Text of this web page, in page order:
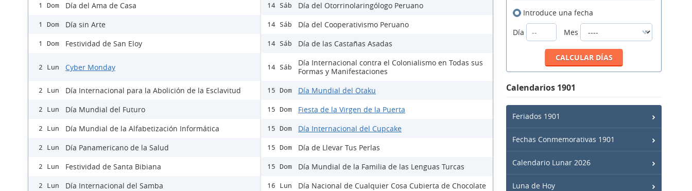
1 Dom Día del Ama de Casa
1 Dom Día sin Arte
1 Dom Festividad de San Eloy
2 Lun Cyber Monday
2 Lun Día Internacional para la Abolición de la Esclavitud
2 Lun Día Mundial del Futuro
2 Lun Día Mundial de la Alfabetización Informática
2 Lun Día Panamericano de la Salud
2 Lun Festividad de Santa Bibiana
2 Lun Día Internacional del Samba
14 Sáb Día del Otorrinolaringólogo Peruano
14 Sáb Día del Cooperativismo Peruano
14 Sáb Día de las Castañas Asadas
14 Sáb
Día Internacional contra el Colonialismo en Todas sus
Formas y Manifestaciones
15 Dom Día Mundial del Otaku
15 Dom Fiesta de la Virgen de la Puerta
15 Dom Día Internacional del Cupcake
15 Dom Día de Llevar Tus Perlas
15 Dom Día Mundial de la Familia de las Lenguas Turcas
16 Lun Día Nacional de Cualquier Cosa Cubierta de Chocolate
Introduce una fecha
Día
Mes
Calendarios 1901
Feriados 1901
Fechas Conmemorativas 1901
Calendario Lunar 2026
Luna de Hoy